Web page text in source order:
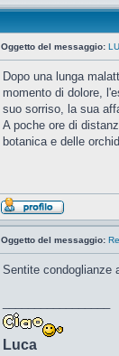
Oggetto del messaggio:
Dopo una lunga
momento di dolore,
suo sorriso, la sua
A poche ore di
botanica e delle
Oggetto del messaggio:
Sentite condoglianze
Luca